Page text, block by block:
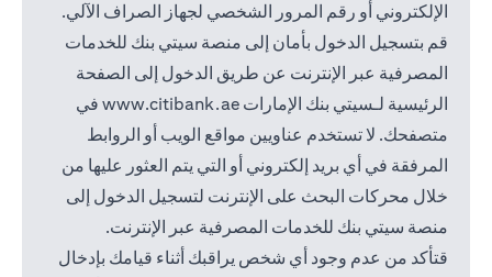
الإلكتروني أو رقم المرور الشخصي لجهاز الصراف الآلي.
قم بتسجيل الدخول بأمان إلى منصة سيتي بنك للخدمات
المصرفية عبر الإنترنت عن طريق الدخول إلى الصفحة
الرئيسية لـسيتي بنك الإمارات www.citibank.ae
(opens in a new tab)في
متصفحك. لا تستخدم عناويين مواقع الويب أو الروابط
المرفقة في أي بريد إلكتروني أو التي يتم العثور عليها من
خلال محركات البحث على الإنترنت لتسجيل الدخول إلى
منصة سيتي بنك للخدمات المصرفية عبر الإنترنت.
قتأكد من عدم وجود أي شخص يراقبك أثناء قيامك بإدخال